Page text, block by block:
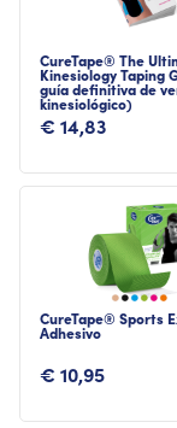
CureTape® The
Kinesiology Taping
guía definitiva de
kinesiológico)
€ 14,83
CureTape® Sports
Adhesivo
€ 10,95